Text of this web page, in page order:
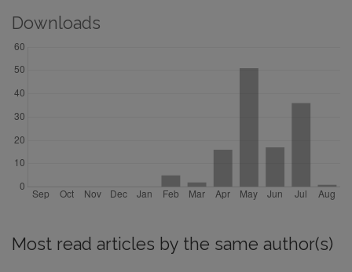
Downloads
Most read articles by the same author(s)